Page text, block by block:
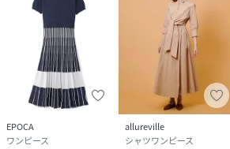
EPOCA
ワンピース
allureville
シャツワンピース